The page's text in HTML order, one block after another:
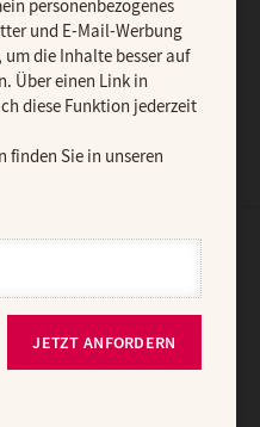
JETZT ANMELDEN
Barrierefreiheit
Abo online kündigen
personenbezogenes
und E-Mail-Werbung
die Inhalte besser auf
Über einen Link in
diese Funktion jederzeit
Sie in unseren
JETZT ANFORDERN